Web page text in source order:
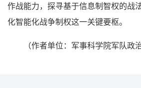
作战能力，探寻基于信息制智权的战
化智能化战争制权这一关键要枢。
（作者单位：军事科学院军队政